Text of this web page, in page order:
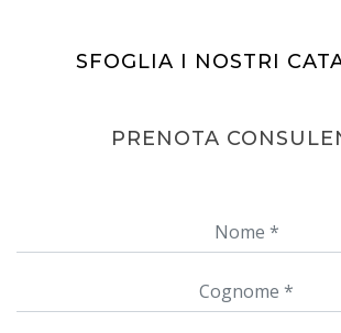
SFOGLIA I NOSTRI
PRENOTA